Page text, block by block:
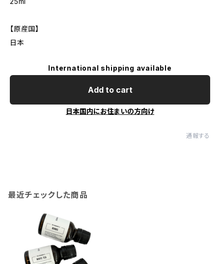
【原産国】
日本
International shipping available
Add to cart
日本国内にお住まいの方向け
通報する
最近チェックした商品